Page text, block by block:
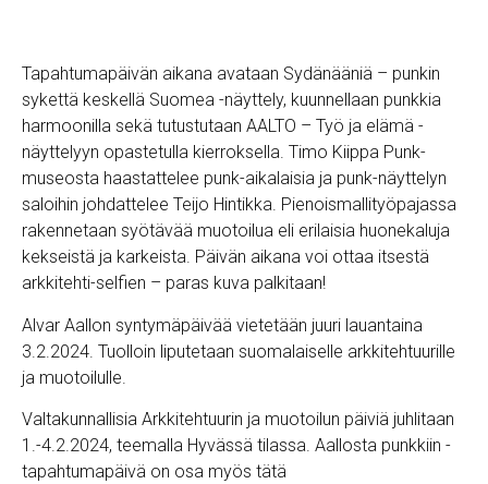
Tapahtumapäivän aikana avataan Sydänääniä – punkin
sykettä keskellä Suomea -näyttely, kuunnellaan punkkia
harmoonilla sekä tutustutaan AALTO – Työ ja elämä -
näyttelyyn opastetulla kierroksella. Timo Kiippa Punk-
museosta haastattelee punk-aikalaisia ja punk-näyttelyn
saloihin johdattelee Teijo Hintikka. Pienoismallityöpajassa
rakennetaan syötävää muotoilua eli erilaisia huonekaluja
kekseistä ja karkeista. Päivän aikana voi ottaa itsestä
arkkitehti-selfien – paras kuva palkitaan!
Alvar Aallon syntymäpäivää vietetään juuri lauantaina
3.2.2024. Tuolloin liputetaan suomalaiselle arkkitehtuurille
ja muotoilulle.
Valtakunnallisia Arkkitehtuurin ja muotoilun päiviä juhlitaan
1.-4.2.2024, teemalla Hyvässä tilassa. Aallosta punkkiin -
tapahtumapäivä on osa myös tätä